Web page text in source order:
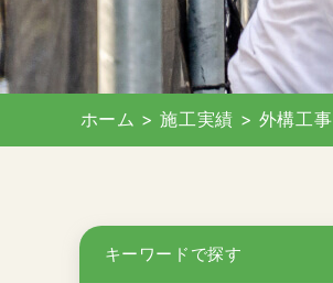
ホーム >施工実績 > 外構工事
キーワードで探す